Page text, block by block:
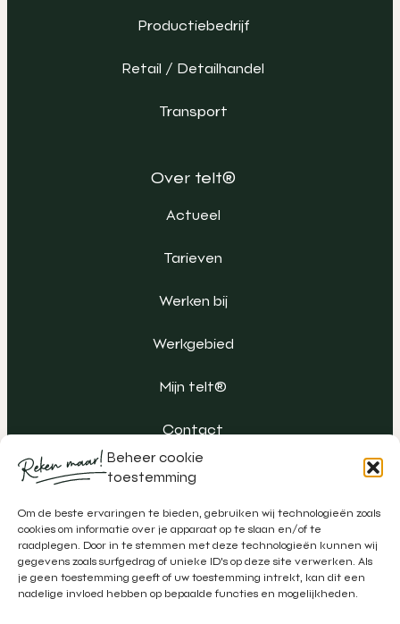
Beheer cookie
toestemming
Om de beste ervaringen te bieden, gebruiken wij technologieën zoals
cookies om informatie over je apparaat op te slaan en/of te
raadplegen. Door in te stemmen met deze technologieën kunnen wij
gegevens zoals surfgedrag of unieke ID's op deze site verwerken. Als
je geen toestemming geeft of uw toestemming intrekt, kan dit een
nadelige invloed hebben op bepaalde functies en mogelijkheden.
Productiebedrijf
Retail / Detailhandel
Transport
Over telt®
Actueel
Tarieven
Werken bij
Werkgebied
Mijn telt®
Contact